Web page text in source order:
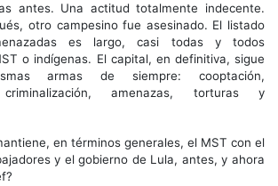
antes. Una actitud totalmente indecente.
otro campesino fue asesinado. El listado
es largo, casi todas y todos
o indígenas. El capital, en definitiva, sigue
armas de siempre: cooptación,
criminalización, amenazas, torturas y
en términos generales, el MST con el
y el gobierno de Lula, antes, y ahora